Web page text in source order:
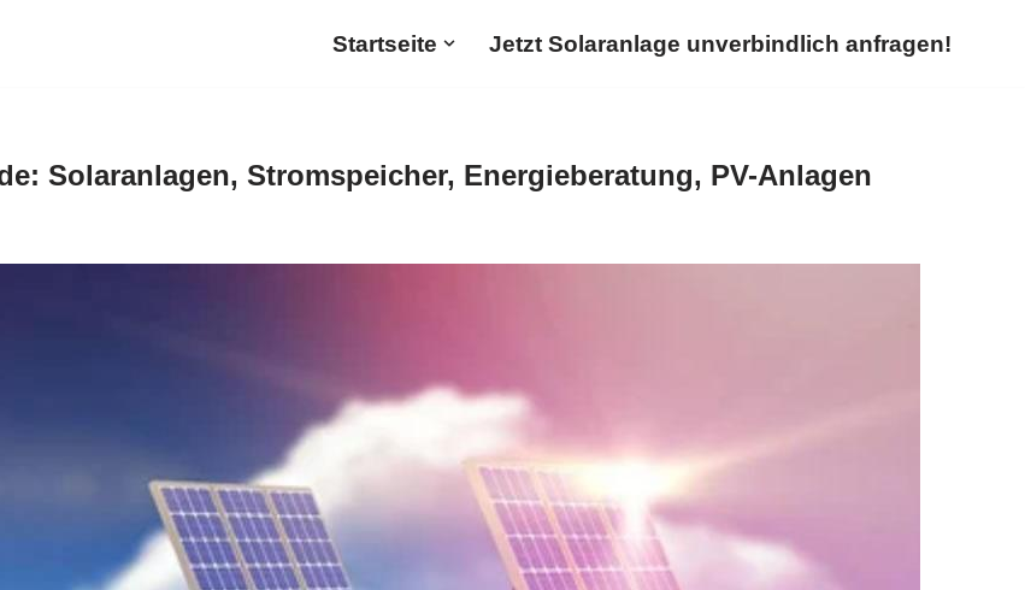
Startseite Jetzt Solaranlage unverbindlich anfragen!
Solaranlagen, Stromspeicher, Energieberatung, PV-Anlagen